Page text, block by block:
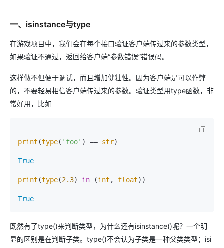
一、isinstance与type
在游戏项目中，我们会在每个接口验证客户端传过来的参数类型，
如果验证不通过，返回给客户端“参数错误”错误码。
这样做不但便于调试，而且增加健壮性。因为客户端是可以作弊
的，不要轻易相信客户端传过来的参数。验证类型用type函数，非
常好用，比如
print (type( 'foo' ) == str)
True
print (type(2.3) in (int , float))
True
既然有了type()来判断类型，为什么还有isinstance()呢？一个明
显的区别是在判断子类。type()不会认为子类是一种父类类型；isi